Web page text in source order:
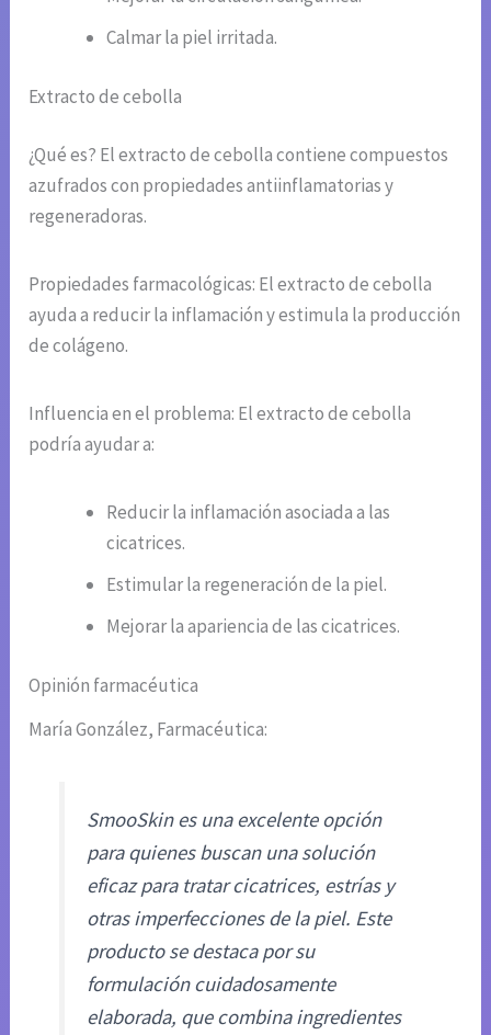
Calmar la piel irritada.
Extracto de cebolla
¿Qué es? El extracto de cebolla contiene compuestos
azufrados con propiedades antiinflamatorias y
regeneradoras.
Propiedades farmacológicas: El extracto de cebolla
ayuda a reducir la inflamación y estimula la producción
de colágeno.
Influencia en el problema: El extracto de cebolla
podría ayudar a:
Reducir la inflamación asociada a las
cicatrices.
Estimular la regeneración de la piel.
Mejorar la apariencia de las cicatrices.
Opinión farmacéutica
María González, Farmacéutica:
SmooSkin es una excelente opción
para quienes buscan una solución
eficaz para tratar cicatrices, estrías y
otras imperfecciones de la piel. Este
producto se destaca por su
formulación cuidadosamente
elaborada, que combina ingredientes